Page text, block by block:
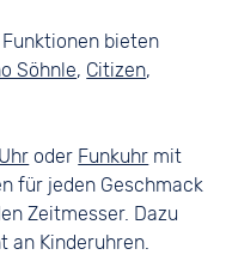
bieten
Söhnle, Citizen,
oder Funkuhr mit
für jeden Geschmack
Zeitmesser. Dazu
an Kinderuhren.